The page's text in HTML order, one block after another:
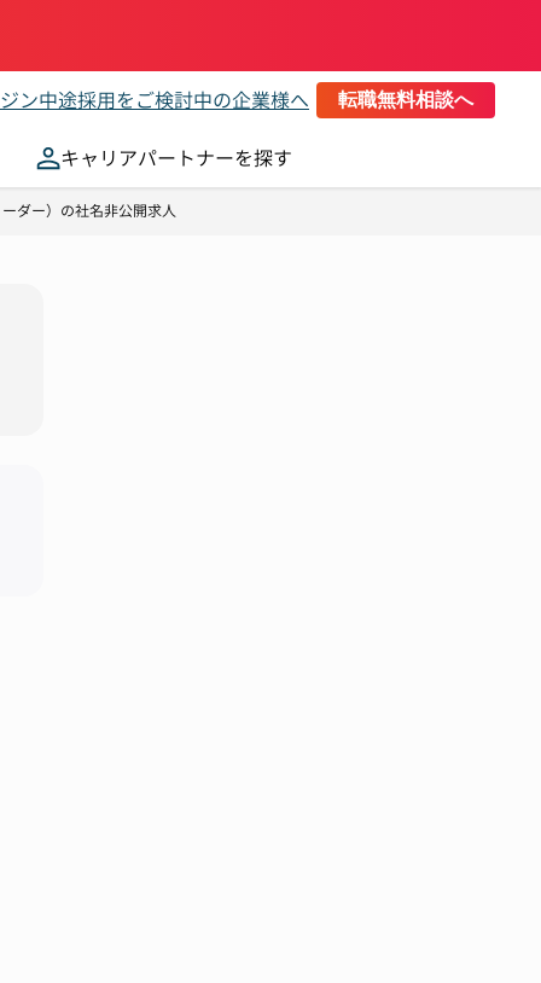
ン中途採用をご検討中の企業様へ 転職無料相談へ
キャリアパートナーを探す
ダー）の社名非公開求人